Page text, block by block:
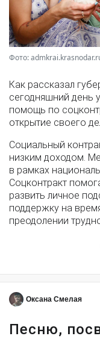
Фото:
Как рассказал
сегодняшний день
помощь по
открытие своего
Социальный
низким доходом.
в рамках
Соцконтракт
развить личное
поддержку на
преодолении
Оксана Смелая
Песню,